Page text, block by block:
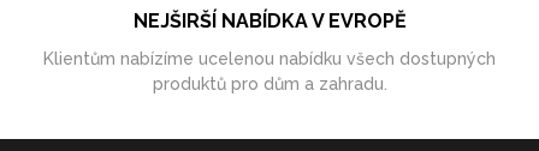
NEJŠIRŠÍ NABÍDKA V EVROPĚ
Klientům nabízíme ucelenou nabídku všech dostupných
produktů pro dům a zahradu.